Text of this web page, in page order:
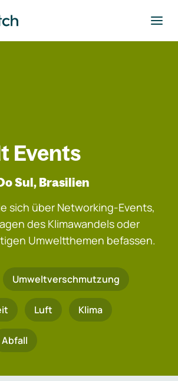
Events
Sul, Brasilien
sich über Networking-Events,
des Klimawandels oder
Umweltthemen befassen.
Umweltverschmutzung
Luft Klima
Abfall